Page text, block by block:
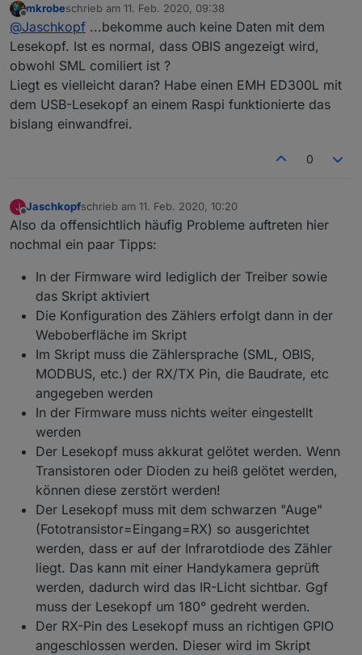
bekommen die vom Lesekopf kommen müssen.
Wenn du tx und rx nicht angeschlossen hast und es
trotzdem passiert hast du vermutlich beim
Zusammenbau des Lesekopf einen Fehler gemacht.
Vielleicht irgendwo ein Kurzschluss oder ein Bauteil
durch zu hohe Temperatur beim löten beschädigt.
Guck man durch deine Handy Kamera auf den
Lesekopf ob die ir led leuchtet bzw blinkt. Wenn du
Gruß Jaschkopf
Offline
mkrobeschrieb am 11. Feb. 2020, 09:38
zuletzt editiert von
@Jaschkopf ...bekomme auch keine Daten mit dem
Lesekopf. Ist es normal, dass OBIS angezeigt wird,
obwohl SML comiliert ist ?
Liegt es vielleicht daran? Habe einen EMH ED300L mit
dem USB-Lesekopf an einem Raspi funktionierte das
bislang einwandfrei.
0
J
Offline
Jaschkopfschrieb am 11. Feb. 2020, 10:20
zuletzt editiert von
Also da offensichtlich häufig Probleme auftreten hier
nochmal ein paar Tipps:
In der Firmware wird lediglich der Treiber sowie
das Skript aktiviert
Die Konfiguration des Zählers erfolgt dann in der
Weboberfläche im Skript
Im Skript muss die Zählersprache (SML, OBIS,
MODBUS, etc.) der RX/TX Pin, die Baudrate, etc
angegeben werden
In der Firmware muss nichts weiter eingestellt
werden
Der Lesekopf muss akkurat gelötet werden. Wenn
Transistoren oder Dioden zu heiß gelötet werden,
können diese zerstört werden!
Der Lesekopf muss mit dem schwarzen "Auge"
(Fototransistor=Eingang=RX) so ausgerichtet
werden, dass er auf der Infrarotdiode des Zähler
liegt. Das kann mit einer Handykamera geprüft
werden, dadurch wird das IR-Licht sichtbar. Ggf
muss der Lesekopf um 180° gedreht werden.
Der RX-Pin des Lesekopf muss an richtigen GPIO
angeschlossen werden. Dieser wird im Skript